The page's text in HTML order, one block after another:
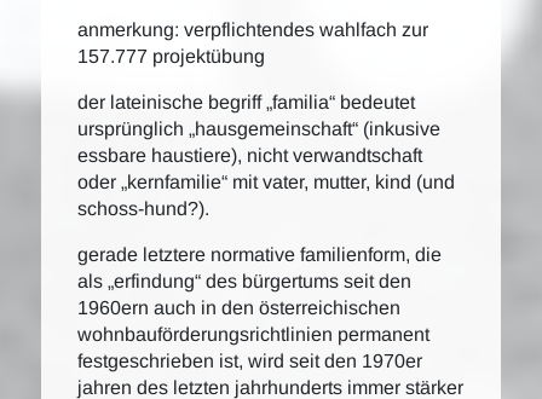
anmerkung: verpflichtendes wahlfach zur
157.777 projektübung
der lateinische begriff „familia“ bedeutet
ursprünglich „hausgemeinschaft“ (inkusive
essbare haustiere), nicht verwandtschaft
oder „kernfamilie“ mit vater, mutter, kind (und
schoss-hund?).
gerade letztere normative familienform, die
als „erfindung“ des bürgertums seit den
1960ern auch in den österreichischen
wohnbauförderungsrichtlinien permanent
festgeschrieben ist, wird seit den 1970er
jahren des letzten jahrhunderts immer stärker